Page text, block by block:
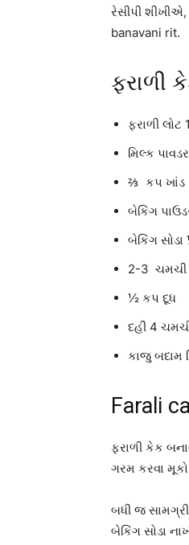
રેસીપી
banavani rit.
ફરાળી
ફરાળી લોટ
મિલ્ક
⅔ કપ ખાંડ
બેકિંગ
બેકિંગ
2-3 ચમચી
½ કપ દૂધ
દહીં 4
કાજુ બદામ
Farali
ફરાળી કેક
ગરમ કરવા
બધી જ
બેકિંગ સોડા